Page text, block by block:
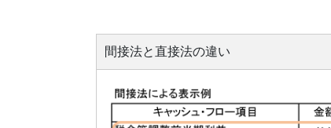
間接法と直接法の違い